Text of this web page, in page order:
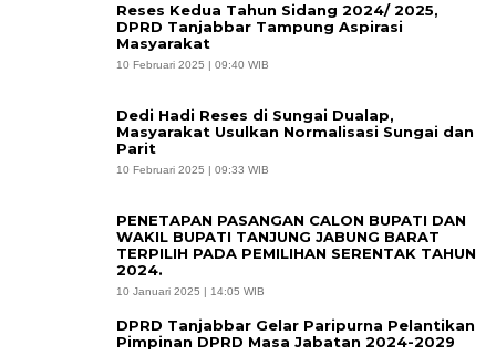
Reses Kedua Tahun Sidang 2024/ 2025,
DPRD Tanjabbar Tampung Aspirasi
Masyarakat
10 Februari 2025 | 09:40 WIB
Dedi Hadi Reses di Sungai Dualap,
Masyarakat Usulkan Normalisasi Sungai dan
Parit
10 Februari 2025 | 09:33 WIB
PENETAPAN PASANGAN CALON BUPATI DAN
WAKIL BUPATI TANJUNG JABUNG BARAT
TERPILIH PADA PEMILIHAN SERENTAK TAHUN
2024.
10 Januari 2025 | 14:05 WIB
DPRD Tanjabbar Gelar Paripurna Pelantikan
Pimpinan DPRD Masa Jabatan 2024-2029